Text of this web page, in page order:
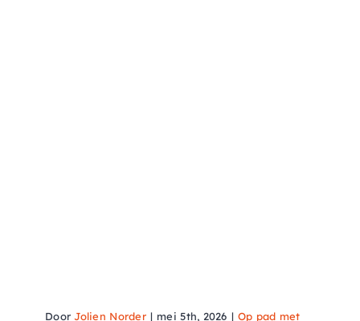
DoorJolien Norder | mei 5th, 2026 | Op pad met